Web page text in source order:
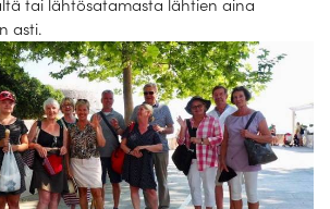
tai lähtösatamasta lähtien aina
asti.